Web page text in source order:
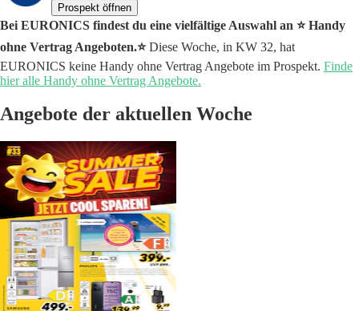
Prospekt öffnen
Bei EURONICS findest du eine vielfältige Auswahl an ⭐️ Handy
ohne Vertrag Angeboten.⭐️Diese Woche, in KW 32, hat
EURONICS keine Handy ohne Vertrag Angebote im Prospekt. Finde
hier alle Handy ohne Vertrag Angebote.
Angebote der aktuellen Woche